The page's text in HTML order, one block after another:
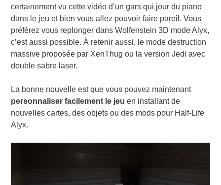
certainement vu cette vidéo d’un gars qui jour du piano
dans le jeu et bien vous allez pouvoir faire pareil. Vous
préférez vous replonger dans Wolfenstein 3D mode Alyx,
c’est aussi possible. À retenir aussi, le mode destruction
massive proposée par XenThug ou la version Jedi avec
double sabre laser.
La bonne nouvelle est que vous pouvez maintenant
personnaliser facilement le jeu en installant de
nouvelles cartes, des objets ou des mods pour Half-Life
Alyx.